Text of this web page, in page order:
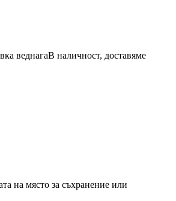
веднагаВ наличност, доставяме
на място за съхранение или